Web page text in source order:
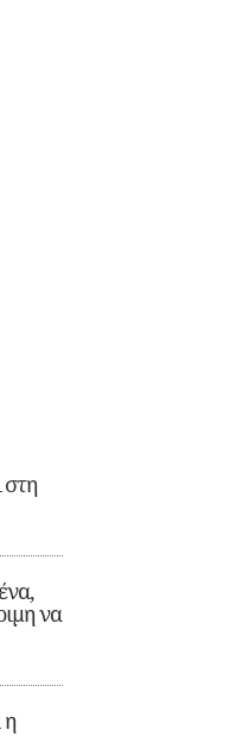
στη
να
η